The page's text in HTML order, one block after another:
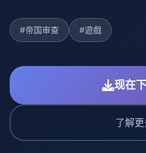
#帝国审查 #遊戲
现在
了解更